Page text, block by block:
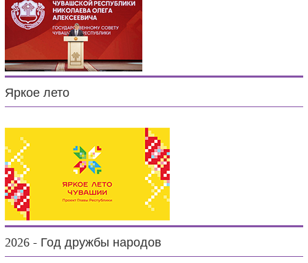
Яркое лето
2026 - Год дружбы народов